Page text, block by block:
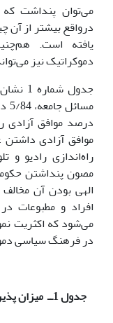
مى‌توان پنداشت
درواقع بیشتر از آن
یافته است.
دموکراتیک نیز
مصون پنداشتن
افراد و مطبوعات
مى‌شود که اکثریت
در فرهنگ سیاسى
جدول 1ــ میزان پذیرش ارزش